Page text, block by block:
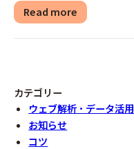
Read more
カテゴリー
ウェブ解析・データ活用
お知らせ
コツ